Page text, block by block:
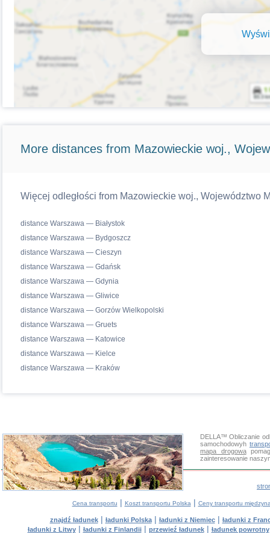
More distances from Mazowieckie woj.,
Więcej odległości from Mazowieckie woj., Województwo
distance Warszawa — Białystok
distance Warszawa — Bydgoszcz
distance Warszawa — Cieszyn
distance Warszawa — Gdańsk
distance Warszawa — Gdynia
distance Warszawa — Gliwice
distance Warszawa — Gorzów Wielkopolski
distance Warszawa — Gruets
distance Warszawa — Katowice
distance Warszawa — Kielce
distance Warszawa — Kraków
DELLA™Obliczanie
samochodowyh
mapa drogowa
zainteresowanie
Cena transportu | Koszt transportu Polska | Ceny transportu
znajdź ładunek| ładunki Polska| ładunki z Niemiec| ładunki z
ładunki z Litwy| ładunki z Finlandii| przewieź ładunek| ładunek powrotny